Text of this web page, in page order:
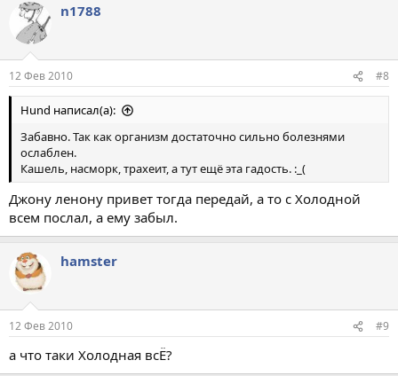
n1788
12 Фев 2010 #8
Hund написал(а):
Забавно. Так как организм достаточно сильно болезнями
ослаблен.
Кашель, насморк, трахеит, а тут ещё эта гадость. :_(
Джону ленону привет тогда передай, а то с Холодной
всем послал, а ему забыл.
hamster
12 Фев 2010 #9
а что таки Холодная всЁ?